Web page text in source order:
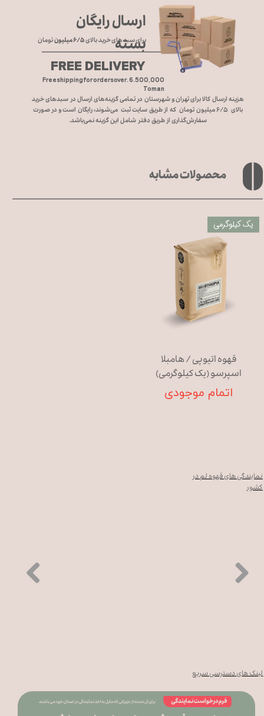
ارسال رایگان
بسته
برای سبد های خرید بالای۶/۵ میلیون تومان
FREE DELIVERY
Free shipping for orders over. 6.500,000
Toman
هزینه ارسال کالا برای تهران و شهرستان در تمامی گزینه‌های ارسال در سبد‌های خرید
بالای ۶/۵ میلیون تومان که از طریق سایت ثبت می‌شوند، رایگان است و در صورت
سفارش‌گذاری از طریق دفتر شامل این گزینه نمی‌باشد.
محصولات مشابه
قهوه اتیوپی / هامبلا
اسپرسو (یک کیلوگرمی)
اتمام موجودی
یک کیلوگرمی
لینک های دسترسی سریع
نمایندگی های قهوه لم در
کشور